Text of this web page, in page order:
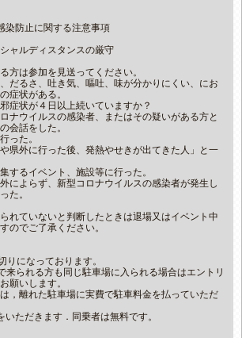
染防止に関する注意事項
ャルディスタンスの厳守
方は参加を見送ってください。
だるさ、吐き気、嘔吐、味が分かりにくい、にお
症状がある。
症状が４日以上続いていますか？
ナウイルスの感染者、またはその疑いがある方と
会話をした。
った。
県外に行った後、発熱やせきが出てきた人」と一
するイベント、施設等に行った。
によらず、新型コロナウイルスの感染者が発生し
た。
れていないと判断したときは退場又はイベント中
のでご了承ください。
りになっております。
来られる方も同じ駐車場に入られる場合はエントリ
願いします。
，離れた駐車場に実費で駐車料金を払っていただ
ただきます．同乗者は無料です。